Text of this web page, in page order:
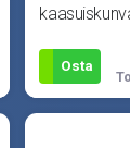
04, Ranger
Osta